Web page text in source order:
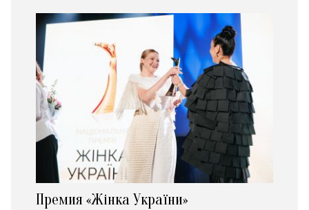
Премия «Жінка України»